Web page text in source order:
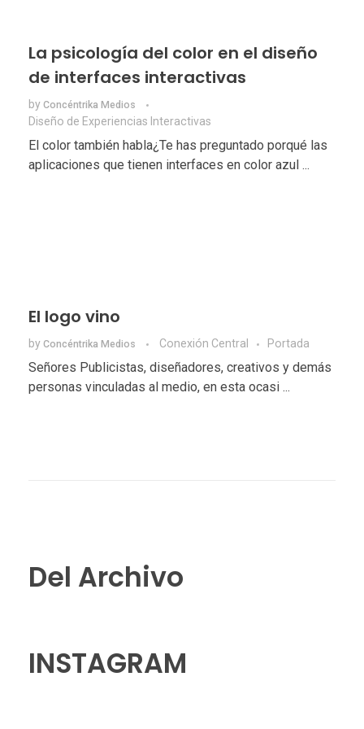
La psicología del color en el diseño
de interfaces interactivas
by Concéntrika Medios
Diseño de Experiencias Interactivas
El color también habla¿Te has preguntado porqué las
aplicaciones que tienen interfaces en color azul ...
El logo vino
by Concéntrika Medios Conexión Central Portada
Señores Publicistas, diseñadores, creativos y demás
personas vinculadas al medio, en esta ocasi ...
Del Archivo
INSTAGRAM